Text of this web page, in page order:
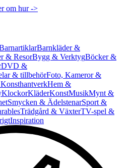
om hur ->
Barnkläder &
& ResorBygg & VerktygBöcker &
DVD &
& tillbehörFoto, Kameror &
Hem &
KlockorKläderKonstMusikMynt &
Smycken & ÄdelstenarSport &
Trädgård & VäxterTV-spel &
Inspiration